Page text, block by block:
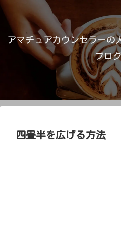
アマチュアカウンセラーの
ブロ
四畳半を広げる方法